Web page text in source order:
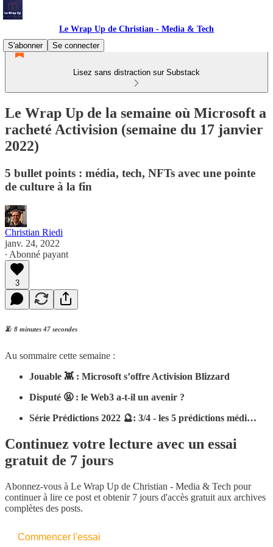
Le Wrap Up de Christian - Media & Tech
S'abonner
Se connecter
Lisez sans distraction sur Substack
Le Wrap Up de la semaine où Microsoft a
racheté Activision (semaine du 17 janvier
2022)
5 bullet points : média, tech, NFTs avec une pointe
de culture à la fin
Christian Riedi
janv. 24, 2022
∙ Abonné payant
3
⏳: 8 minutes 47 secondes
Au sommaire cette semaine :
Jouable 👾 : Microsoft s’offre Activision Blizzard
Disputé 🤬 : le Web3 a-t-il un avenir ?
Série Prédictions 2022 🔮: 3/4 - les 5 prédictions médi…
Continuez votre lecture avec un essai
gratuit de 7 jours
Abonnez-vous à Le Wrap Up de Christian - Media & Tech pour
continuer à lire ce post et obtenir 7 jours d'accès gratuit aux archives
complètes des posts.
Commencer l'essai